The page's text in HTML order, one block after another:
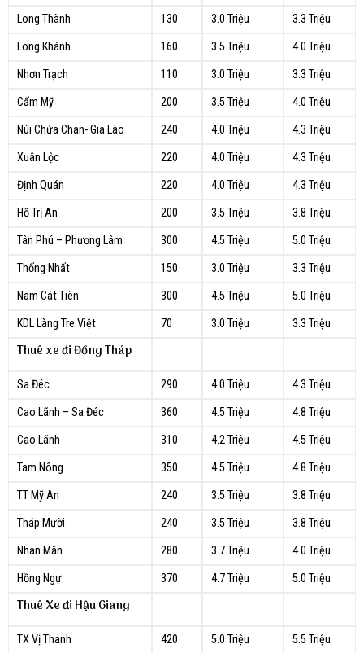
Long Thành
130 3.0 Triệu
3.3 Triệu
Long Khánh
160 3.5 Triệu
4.0 Triệu
Nhơn Trạch
110 3.0 Triệu
3.3 Triệu
Cẩm Mỹ
200 3.5 Triệu
4.0 Triệu
Núi Chứa Chan- Gia Lào
240 4.0 Triệu
4.3 Triệu
Xuân Lộc
220 4.0 Triệu
4.3 Triệu
Định Quán
220 4.0 Triệu
4.3 Triệu
Hồ Trị An
200 3.5 Triệu
3.8 Triệu
Tân Phú – Phương Lâm
300 4.5 Triệu
5.0 Triệu
Thống Nhất
150 3.0 Triệu
3.3 Triệu
Nam Cát Tiên
300 4.5 Triệu
5.0 Triệu
KDL Làng Tre Việt
70 3.0 Triệu 3.3 Triệu
Thuê xe đi Đồng Tháp
Sa Đéc 290 4.0 Triệu
4.3 Triệu
Cao Lãnh – Sa Đéc
360 4.5 Triệu
4.8 Triệu
Cao Lãnh
310 4.2 Triệu
4.5 Triệu
Tam Nông
350 4.5 Triệu
4.8 Triệu
TT Mỹ An
240 3.5 Triệu
3.8 Triệu
Tháp Mười
240 3.5 Triệu
3.8 Triệu
Nhan Mân
280 3.7 Triệu
4.0 Triệu
Hồng Ngự
370 4.7 Triệu 5.0 Triệu
Thuê Xe đi Hậu Giang
TX Vị Thanh 420 5.0 Triệu 5.5 Triệu